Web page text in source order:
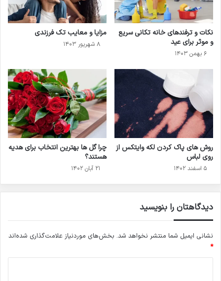
نکات و ترفندهای خانه تکانی سریع
و موثر برای عید
۶ بهمن ۱۴۰۳
مزایا و معایب تک فرزندی
۸ شهریور ۱۴۰۳
روش های پاک کردن لکه وایتکس از
روی لباس
۵ اسفند ۱۴۰۲
چرا گل‌ ها بهترین انتخاب برای هدیه
هستند؟
۲۱ آبان ۱۴۰۲
دیدگاهتان را بنویسید
نشانی ایمیل شما منتشر نخواهد شد. بخش‌های موردنیاز علامت‌گذاری شده‌اند
*